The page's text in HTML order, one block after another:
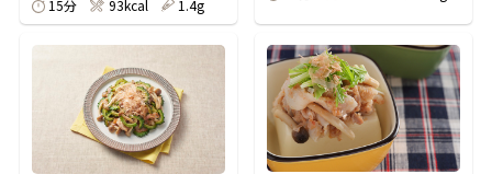
サッと鍋® 楽チン鍋®
レシピ特設サイト
割烹白だしレシピ特集
15分
93kcal 1.4g